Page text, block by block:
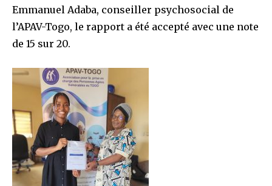
Emmanuel Adaba, conseiller psychosocial de
l’APAV-Togo, le rapport a été accepté avec une note
de 15 sur 20.